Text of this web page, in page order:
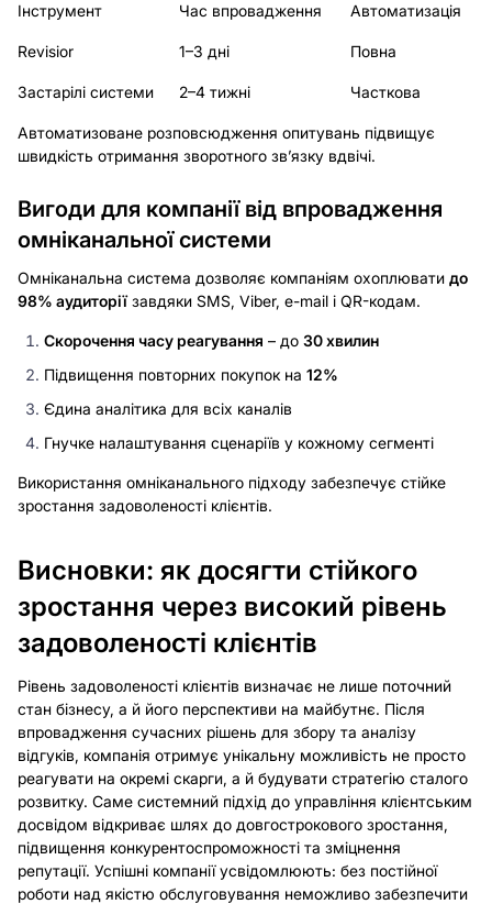
Інструмент Час впровадження Автоматизація
Revisior 1–3 дні Повна
Застарілі системи 2–4 тижні Часткова
Автоматизоване розповсюдження опитувань підвищує
швидкість отримання зворотного зв’язку вдвічі.
Вигоди для компанії від впровадження
омніканальної системи
Омніканальна система дозволяє компаніям охоплювати до
98% аудиторіїзавдяки SMS, Viber, e-mail і QR-кодам.
Скорочення часу реагування – до 30 хвилин
Підвищення повторних покупок на 12%
Єдина аналітика для всіх каналів
Гнучке налаштування сценаріїв у кожному сегменті
Використання омніканального підходу забезпечує стійке
зростання задоволеності клієнтів.
Висновки: як досягти стійкого
зростання через високий рівень
задоволеності клієнтів
Рівень задоволеності клієнтів визначає не лише поточний
стан бізнесу, а й його перспективи на майбутнє. Після
впровадження сучасних рішень для збору та аналізу
відгуків, компанія отримує унікальну можливість не просто
реагувати на окремі скарги, а й будувати стратегію сталого
розвитку. Саме системний підхід до управління клієнтським
досвідом відкриває шлях до довгострокового зростання,
підвищення конкурентоспроможності та зміцнення
репутації. Успішні компанії усвідомлюють: без постійної
роботи над якістю обслуговування неможливо забезпечити